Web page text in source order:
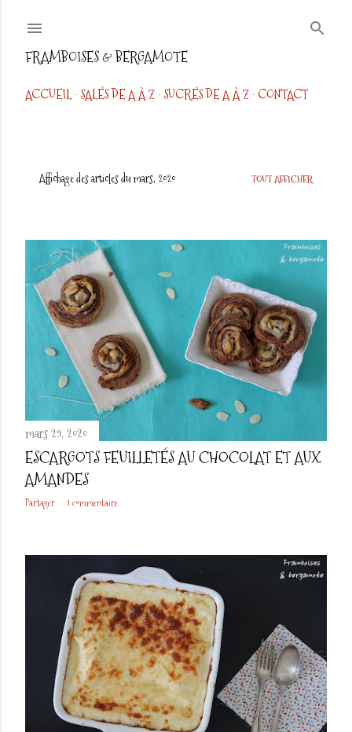
FRAMBOISES & BERGAMOTE
ACCUEIL SALÉS DE A À Z SUCRÉS DE A À Z CONTACT
i
s
Affichage des articles du mars, 2020 TOUT AFFICHER
mars 29, 2020
ESCARGOTS FEUILLETÉS AU CHOCOLAT ET AUX
AMANDES
Partager 1 commentaire